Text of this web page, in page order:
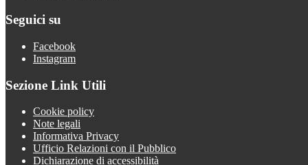
Seguici su
Facebook
Instagram
Sezione Link Utili
Cookie policy
Note legali
Informativa Privacy
Ufficio Relazioni con il Pubblico
Dichiarazione di accessibilità